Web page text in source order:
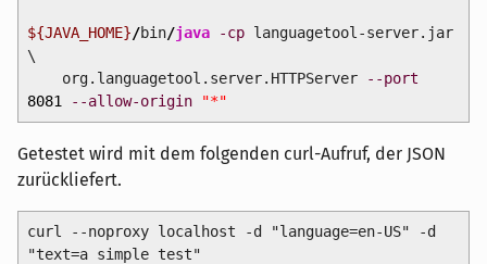
${JAVA_HOME}/bin/java -cplanguagetool-server.jar
\
org.languagetool.server.HTTPServer
--port
8081
--allow-origin "*"
Getestet wird mit dem folgenden curl-Aufruf, der JSON
zurückliefert.
curl --noproxy localhost -d "language=en-US" -d
"text=a simple test"